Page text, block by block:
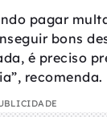
pagar
bons
é preciso
recomenda.